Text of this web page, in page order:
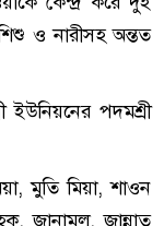
ও নারীসহ অন্তত
পদমশ্রী
মুতি মিয়া, শাওন
জানামুল, জান্নাত